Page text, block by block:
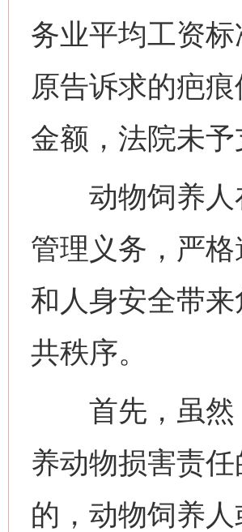
务业平均工资
原告诉求的疤
金额，法院未予
动物饲养人
管理义务，严
和人身安全带
共秩序。
首先，虽然
养动物损害责
的，动物饲养